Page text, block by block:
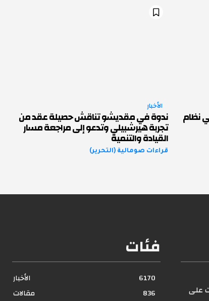
نظام
الأخبار
ندوة في مقديشو تناقش حصيلة عقد من
تجربة هيرشبيلي وتدعو إلى مراجعة مسار
القيادة والتنمية
قراءات صومالية (التحرير)
فئات
الأخبار
6170
مقالات
836 على